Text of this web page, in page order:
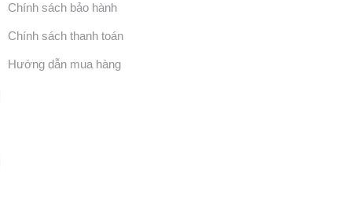
Chính sách bảo hành
Chính sách thanh toán
Hướng dẫn mua hàng